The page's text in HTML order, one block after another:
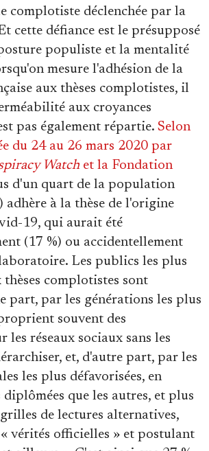
complotiste déclenchée par la
cette défiance est le présupposé
populiste et la mentalité
mesure l'adhésion de la
aux thèses complotistes, il
aux croyances
pas également répartie. Selon
du 24 au 26 mars 2020 par
Watch et la Fondation
d'un quart de la population
adhère à la thèse de l'origine
19, qui aurait été
(17 %) ou accidentellement
Les publics les plus
thèses complotistes sont
part, par les générations les plus
souvent des
les réseaux sociaux sans les
et, d'autre part, par les
les plus défavorisées, en
que les autres, et plus
de lectures alternatives,
vérités officielles » et postulant